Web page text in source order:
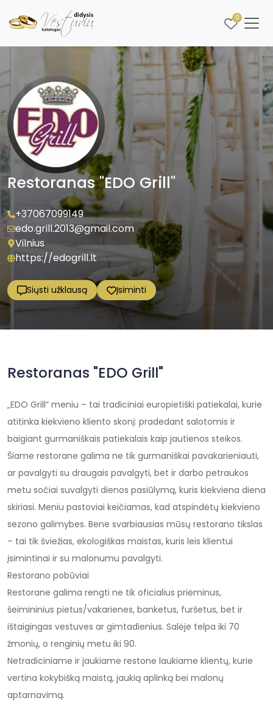
0
Restoranas "EDO Grill"
+37067099149
edo.grill.2013@gmail.com
Vilnius
https://edogrill.lt
Siųsti užklausą Įsiminti
Restoranas "EDO Grill"
„EDO Grill“ meniu – tai tradiciniai europietiški patiekalai, kurie
atitinka kiekvieno kliento skonį: pradedant salotomis ir
baigiant gurmaniškais patiekalais kaip jautienos steikos.
Šiame restorane galima ne tik gurmaniškai pavakarieniauti,
ar pavalgyti su draugais pavalgyti, bet ir darbo petraukos
metu sočiai suvalgyti dienos pasiūlymą, kuris kiekviena diena
skiriasi. Meniu pastoviai keičiamas, kad atspindėtų kiekvieno
sezono galimybes. Bene svarbiausias mūsų restorano tikslas
– tai tik šviežias, ekologiškas maistas, kuris leis klientui
įsimintinai ir su malonumu pavalgyti.
Restorano pobūviai
Restorane galima rengti ne tik oficialius priėminus,
šeimininius pietus/vakarienes, banketus, furšetus, bet ir
ištaigingas vestuves ar gimtadienius. Salėje telpa iki 70
žmonių, o renginių metu iki 90.
Netradiciniame ir jaukiame restone laukiame klientų, kurie
vertina kokybišką maistą, jaukią aplinką bei malonų
aptarnavimą.